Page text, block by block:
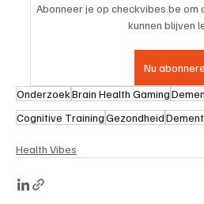
Abonneer je op checkvibes.be
kunnen blijven
Nu
OnderzoekBrain Health Gaming
Cognitive TrainingGezondheid
Health Vibes